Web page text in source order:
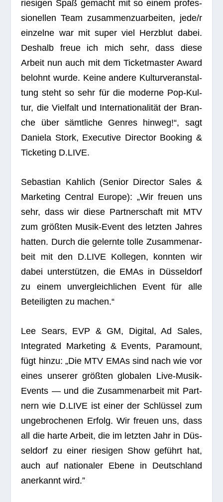
rie­si­gen Spaß gemacht mit so einem pro­fes­
sio­nel­len Team zusam­men­zu­ar­bei­ten, jede/r
ein­zelne war mit super viel Herz­blut dabei.
Des­halb freue ich mich sehr, dass diese
Arbeit nun auch mit dem Ticket­mas­ter Award
belohnt wurde. Keine andere Kul­tur­ver­an­stal­
tung steht so sehr für die moderne Pop-Kul­
tur, die Viel­falt und Inter­na­tio­na­li­tät der Bran­
che über sämt­li­che Gen­res hin­weg!“, sagt
Daniela Stork, Exe­cu­tive Direc­tor Boo­king &
Ticke­ting D.LIVE.
Sebas­tian Kah­lich (Senior Direc­tor Sales &
Mar­ke­ting Cen­tral Europe): „Wir freuen uns
sehr, dass wir diese Part­ner­schaft mit MTV
zum größ­ten Musik-Event des letz­ten Jah­res
hat­ten. Durch die gelernte tolle Zusam­men­ar­
beit mit den D.LIVE Kol­le­gen, konn­ten wir
dabei unter­stüt­zen, die EMAs in Düs­sel­dorf
zu einem unver­gleich­li­chen Event für alle
Betei­lig­ten zu machen.“
Lee Sears, EVP & GM, Digi­tal, Ad Sales,
Inte­gra­ted Mar­ke­ting & Events, Para­mount,
fügt hinzu: „Die MTV EMAs sind nach wie vor
eines unse­rer größ­ten glo­ba­len Live-Musik-
Events — und die Zusam­men­ar­beit mit Part­
nern wie D.LIVE ist einer der Schlüs­sel zum
unge­bro­che­nen Erfolg. Wir freuen uns, dass
all die harte Arbeit, die im letz­ten Jahr in Düs­
sel­dorf zu einer rie­si­gen Show geführt hat,
auch auf natio­na­ler Ebene in Deutsch­land
aner­kannt wird.”